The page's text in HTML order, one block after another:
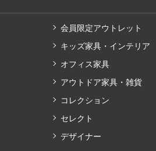
会員限定アウトレット
キッズ家具・インテリア
オフィス家具
アウトドア家具・雑貨
コレクション
セレクト
デザイナー